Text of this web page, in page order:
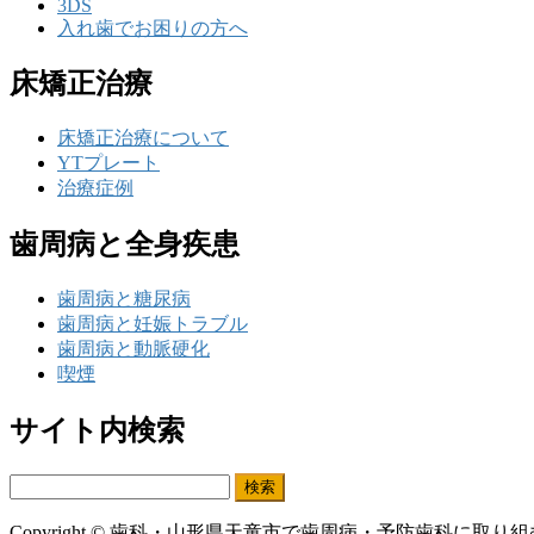
3DS
入れ歯でお困りの方へ
床矯正治療
床矯正治療について
YTプレート
治療症例
歯周病と全身疾患
歯周病と糖尿病
歯周病と妊娠トラブル
歯周病と動脈硬化
喫煙
サイト内検索